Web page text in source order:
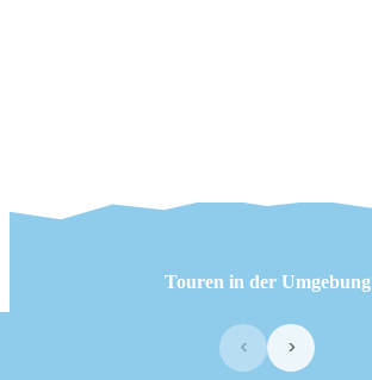
Touren in der Umgebung
‹ ›